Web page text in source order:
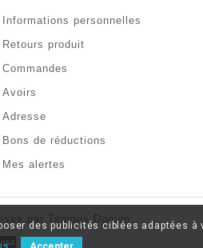
Informations personnelles
Retours produit
Commandes
Avoirs
Adresse
Bons de réductions
Mes alertes
par Tempus Donum
des publicités ciblées adaptées